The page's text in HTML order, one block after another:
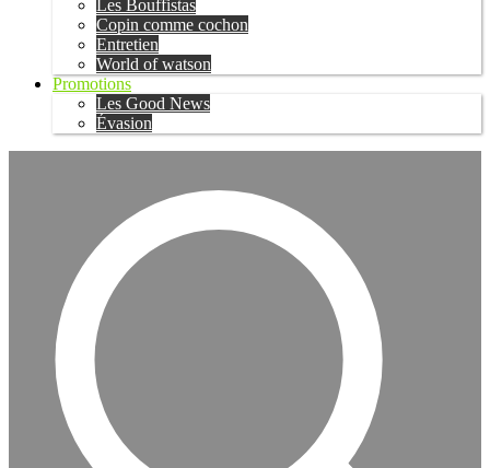
Les Bouffistas
Copin comme cochon
Entretien
World of watson
Promotions
Les Good News
Évasion